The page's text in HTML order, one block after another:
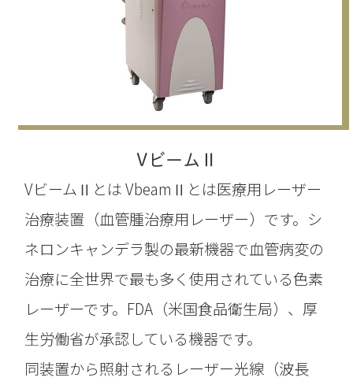
VビームⅡ
VビームⅡとは VbeamⅡとは医療用レーザー
治療装置（血管腫治療用レーザー）です。シ
ネロンキャンデラ製の最新機器で血管病変の
治療に全世界で最も多く使用されている色素
レーザーです。FDA（米国食品衛生局）、厚
生労働省が承認している機器です。
同装置から照射されるレーザー光線（波長